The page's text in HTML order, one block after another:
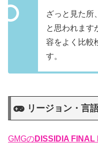
ざっと見た所
と思われます
容をよく比較
す。
リージョン・言
GMGのDISSIDIA